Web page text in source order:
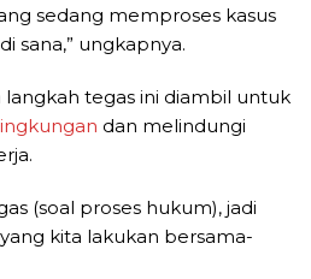
sedang memproses kasus
sana,” ungkapnya.
tegas ini diambil untuk
dan melindungi
(soal proses hukum), jadi
kita lakukan bersama-